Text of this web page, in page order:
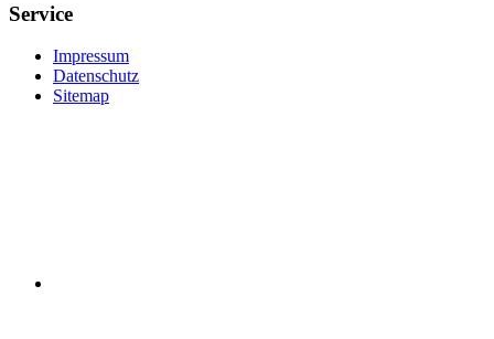
Service
Impressum
Datenschutz
Sitemap